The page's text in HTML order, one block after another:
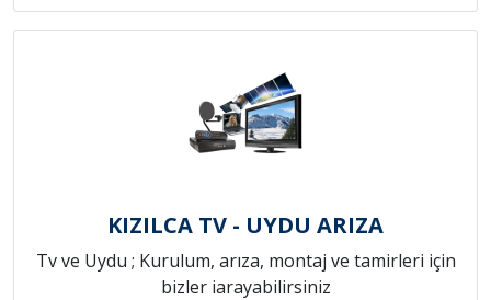
KIZILCA TV - UYDU ARIZA
Tv ve Uydu ; Kurulum, arıza, montaj ve tamirleri için
bizler iarayabilirsiniz